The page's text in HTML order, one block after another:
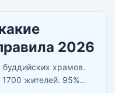
2026
храмов.
жителей. 95%